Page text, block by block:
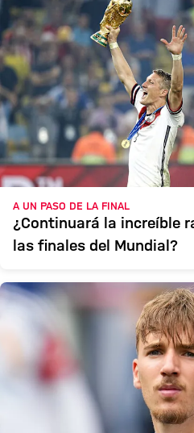
A UN PASO DE LA FINAL
¿Continuará la increíble
las finales del Mundial?